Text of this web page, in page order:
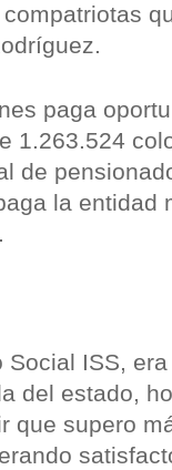
paga
1.263.524
de
la entidad
ISS,
del estado,
que supero